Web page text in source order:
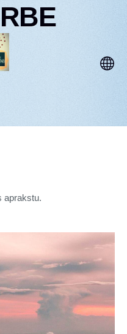
aprakstu.